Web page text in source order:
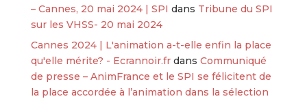
– Cannes, 20 mai 2024 | SPI dans Tribune du SPI
sur les VHSS- 20 mai 2024
Cannes 2024 | L'animation a-t-elle enfin la place
qu'elle mérite? - Ecrannoir.frdans Communiqué
de presse – AnimFrance et le SPI se félicitent de
la place accordée à l’animation dans la sélection